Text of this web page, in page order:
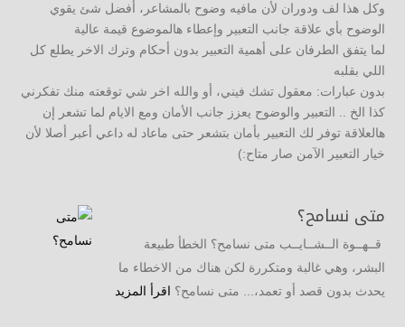
وكل هذا لف ودوران لأن مافيه وضوح بالمشاعر، أفضل شئ يقوي
الوضوح بأي علاقة جانب التعبير وإعطاء هالموضوع قيمة عالية
لما يتفق الطرفان على أهمية التعبير بدون أحكام وترك الاخر يطلع كل
اللي بقلبه
بدون عبارات: معقول تشك فيني، أو والله اخر شي توقعته منك تفكرني
كذا الخ .. التعبير والوضوح يعزز جانب الأمان ومع الايام لما تشعر إن
هالعلاقة توفر لك التعبير بأمان بتشعر حتى ماعاد له داعي أعبر أصلا لأن
خيار التعبير الآمن صار متاح:)
متى نسامح؟
قــهــوة الــشــايــب متى نسامح؟ الخطأ طبيعة
البشر، وهي غالبة ومتكررة لكن هناك من الاخطاء ما
يحدث بدون قصد أو تعمد،... متى نسامح؟ اقرأ المزيد